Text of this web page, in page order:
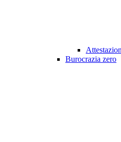
Burocrazia zero